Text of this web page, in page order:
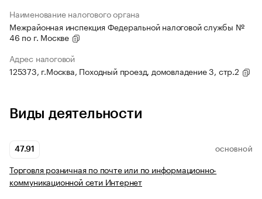
Наименование налогового органа
Межрайонная инспекция Федеральной налоговой службы №
46 по г. Москве
Адрес налоговой
125373, г.Москва, Походный проезд, домовладение 3, стр.2
Виды деятельности
47.91 ОСНОВНОЙ
Торговля розничная по почте или по информационно-
коммуникационной сети Интернет